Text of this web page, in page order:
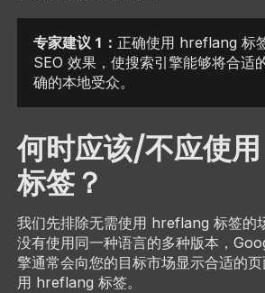
专家建议 1： 正确使用 hreflang 标
SEO 效果，使搜索引擎能够将合适
确的本地受众。
何时应该/不应使
标签？
我们先排除无需使用 hreflang 标签的
没有使用同一种语言的多种版本，
擎通常会向您的目标市场显示合适的
用 hreflang 标签。